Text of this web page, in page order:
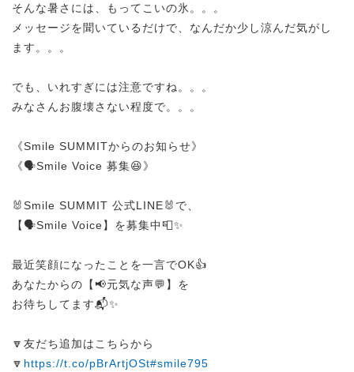
そんな暑さには、もってこいの氷。。。
メッセージを聞いているだけで、なんだか少し涼んだ気がし
ます。。。
でも、いれすぎには注意ですね。。。
みなさんお腹壊さない程度で。。。
《Smile SUMMITからのお知らせ》
《🗣️Smile Voice 募集😆》
🐰Smile SUMMIT 公式LINE🐰で、
【🗣️Smile Voice】を募集中📮✨
最近笑顔になったことを一言でOK👍
あなたからの【📢元気な声💬】を
お待ちしてます📬✨
🔽友だち追加はこちらから
🔽 https://t.co/pBrArtjOSt#smile795